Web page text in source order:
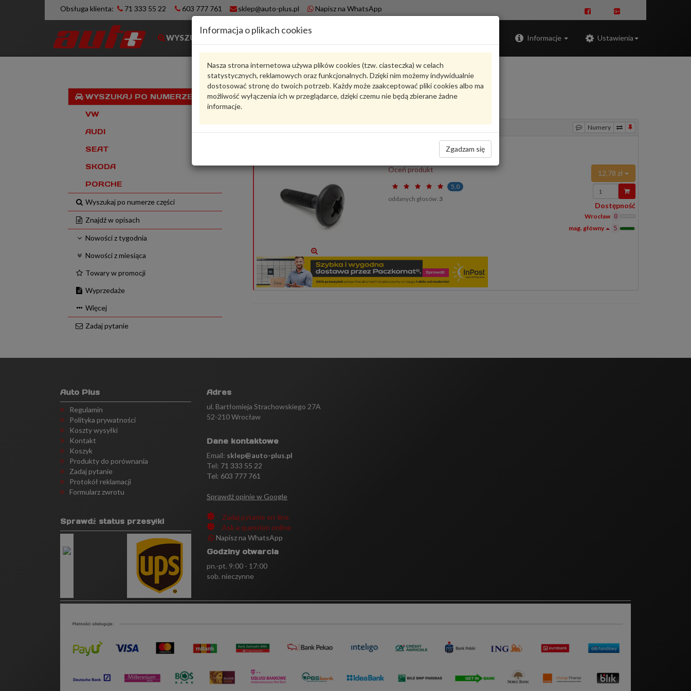
Obsługa klienta: 71 333 55 22 603 777 761 sklep@auto-plus.pl Napisz na WhatsApp
WYSZUKIWARKA Informacje Ustawienia
Informacja o plikach cookies
Nasza strona internetowa używa plików cookies (tzw. ciasteczka) w celach
statystycznych, reklamowych oraz funkcjonalnych. Dzięki nim możemy indywidualnie
dostosować stronę do twoich potrzeb. Każdy może zaakceptować pliki cookies albo ma
możliwość wyłączenia ich w przeglądarce, dzięki czemu nie będą zbierane żadne
informacje.
Zgadzam się
WYSZUKAJ PO NUMERZE VIN
VW
AUDI
SEAT
SKODA
PORCHE
Wyszukaj po numerze części
Znajdź w opisach
Nowości z tygodnia
Nowości z miesiąca
Towary w promocji
Wyprzedaże
Więcej
Zadaj pytanie
1P0945246A VAG
Numery
12,78 zł
Wprowadź
ilość
Dostępność
Wrocław 0
5
Oceń produkt
5.0
oddanych głosów: 3
Auto Plus
Regulamin
Polityka prywatności
Koszty wysyłki
Kontakt
Koszyk
Produkty do porównania
Zadaj pytanie
Protokół reklamacji
Formularz zwrotu
Sprawdź status przesyłki
Adres
ul. Bartłomieja Strachowskiego 27A
52-210 Wrocław
Dane kontaktowe
Email: sklep@auto-plus.pl
Tel: 71 333 55 22
Tel: 603 777 761
Sprawdź opinie w Google
Zadaj pytanie on-line
Ask a question online
Napisz na WhatsApp
Godziny otwarcia
pn.-pt. 9:00 - 17:00
sob. nieczynne